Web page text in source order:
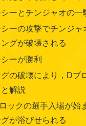
ーとチンジャオの一
ーの攻撃でチンジャ
グが破壊される
ーが勝利
の破壊により，Dブ
解説
クの選手入場が始
が浴びせられる